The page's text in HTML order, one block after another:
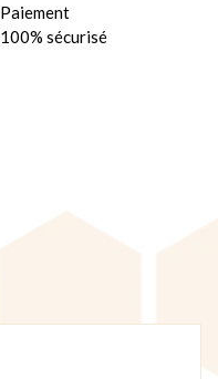
Paiement
100% sécurisé